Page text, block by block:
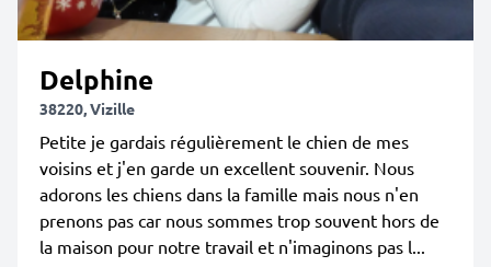
Delphine
38220, Vizille
Petite je gardais régulièrement le chien de mes
voisins et j'en garde un excellent souvenir. Nous
adorons les chiens dans la famille mais nous n'en
prenons pas car nous sommes trop souvent hors de
la maison pour notre travail et n'imaginons pas l...